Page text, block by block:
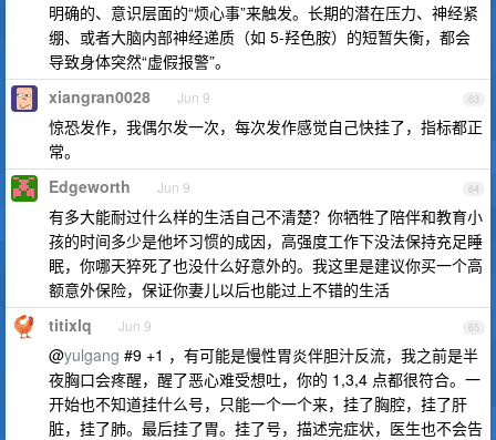
明确的、意识层面的“烦心事”来触发。长期的潜在压力、神经紧
绷、或者大脑内部神经递质（如 5-羟色胺）的短暂失衡，都会
导致身体突然“虚假报警”。
63
xiangran0028 Jun 9
惊恐发作，我偶尔发一次，每次发作感觉自己快挂了，指标都正
常。
64
Edgeworth Jun 9
有多大能耐过什么样的生活自己不清楚？你牺牲了陪伴和教育小
孩的时间多少是他坏习惯的成因，高强度工作下没法保持充足睡
眠，你哪天猝死了也没什么好意外的。我这里是建议你买一个高
额意外保险，保证你妻儿以后也能过上不错的生活
65
titixlq Jun 9
@yulgang #9 +1 ，有可能是慢性胃炎伴胆汁反流，我之前是半
夜胸口会疼醒，醒了恶心难受想吐，你的 1,3,4 点都很符合。一
开始也不知道挂什么号，只能一个一个来，挂了胸腔，挂了肝
脏，挂了肺。最后挂了胃。挂了号，描述完症状，医生也不会告